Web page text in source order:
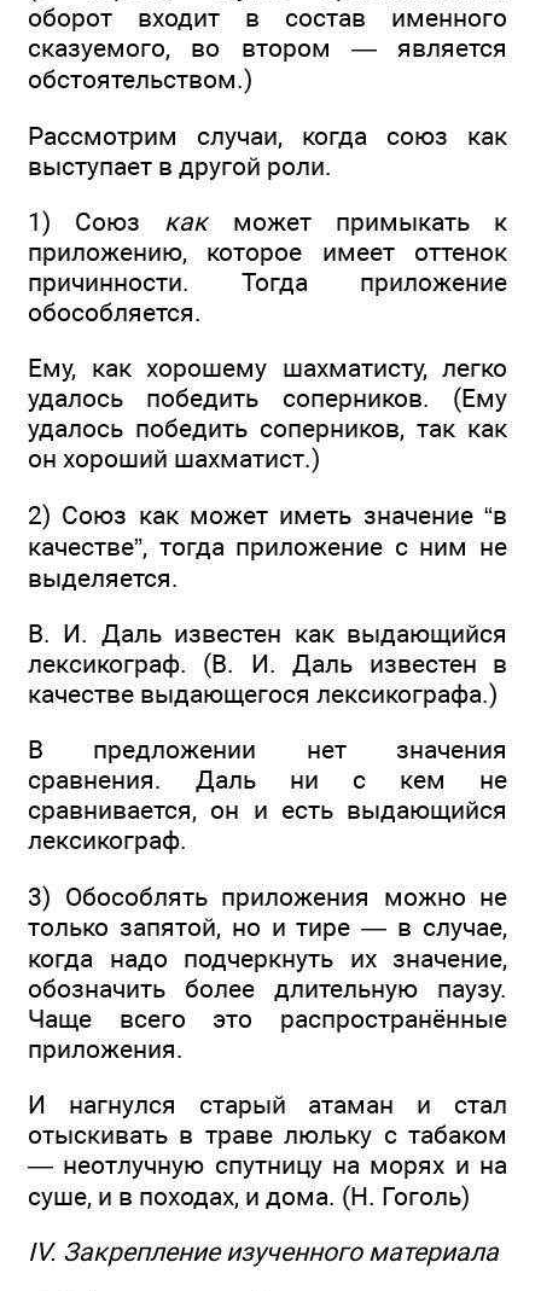
оборот входит в состав именного
сказуемого, во втором — является
обстоятельством.)
Рассмотрим случаи, когда союз как
выступает в другой роли.
1) Союз какможет примыкать к
приложению, которое имеет оттенок
причинности. Тогда приложение
обособляется.
Ему, как хорошему шахматисту, легко
удалось победить соперников. (Ему
удалось победить соперников, так как
он хороший шахматист.)
2) Союз как может иметь значение “в
качестве”, тогда приложение с ним не
выделяется.
В. И. Даль известен как выдающийся
лексикограф. (В. И. Даль известен в
качестве выдающегося лексикографа.)
В предложении нет значения
сравнения. Даль ни с кем не
сравнивается, он и есть выдающийся
лексикограф.
3) Обособлять приложения можно не
только запятой, но и тире — в случае,
когда надо подчеркнуть их значение,
обозначить более длительную паузу.
Чаще всего это распространённые
приложения.
И нагнулся старый атаман и стал
отыскивать в траве люльку с табаком
— неотлучную спутницу на морях и на
суше, и в походах, и дома. (Н. Гоголь)
IV. Закрепление изученного материала